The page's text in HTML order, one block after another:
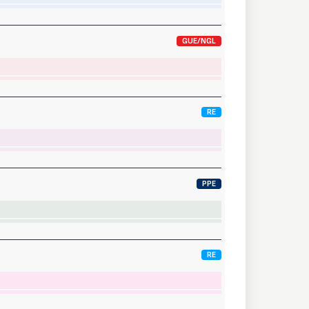
GUE/NGL
RE
PPE
RE